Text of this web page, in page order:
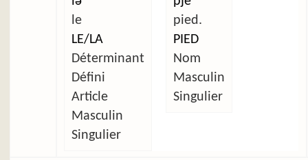
le
LE/LA
Déterminant
Défini
Article
Masculin
Singulier
pied.
PIED
Nom
Masculin
Singulier